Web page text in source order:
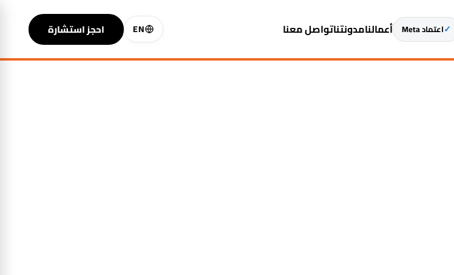
✓اعتماد Meta أعمالنامدونتناتواصل معنا EN احجز استشارة